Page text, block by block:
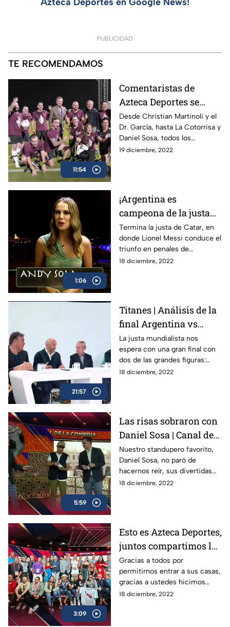
PUBLICIDAD
TE RECOMENDAMOS
11:54
Comentaristas de
Azteca Deportes se
enfrentan en Qatar |
Cascarita Azteca
Desde Christian Martinoli y el
Dr. García, hasta La Cotorrisa y
Daniel Sosa, todos los
comentaristas de Azteca
19 diciembre, 2022
1:06
¡Argentina es
campeona de la justa
de Catar! | El Var Doha
Termina la justa de Catar, en
donde Lionel Messi conduce el
triunfo en penales de
Argentina sobre Francia, en
18 diciembre, 2022
21:57
Titanes | Análisis de la
final Argentina vs
Francia
La justa mundialista nos
espera con una gran final con
dos de las grandes figuras:
Messi vs Mbappé, Argentina vs
18 diciembre, 2022
5:59
Las risas sobraron con
Daniel Sosa | Canal del
Mundial
Nuestro standupero favorito,
Daniel Sosa, no paró de
hacernos reír, sus divertidas
dinámicas, juegos y cápsulas,
18 diciembre, 2022
3:09
Esto es Azteca Deportes,
juntos compartimos la
emoción
Gracias a todos por
permitirnos entrar a sus casas,
gracias a ustedes hicimos
historia una vez más, juntos
18 diciembre, 2022